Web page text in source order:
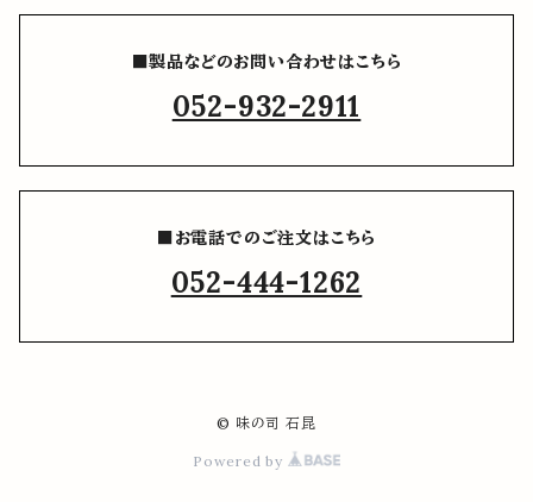
■製品などのお問い合わせはこちら
052-932-2911
■お電話でのご注文はこちら
052-444-1262
© 味の司 石昆
Powered by